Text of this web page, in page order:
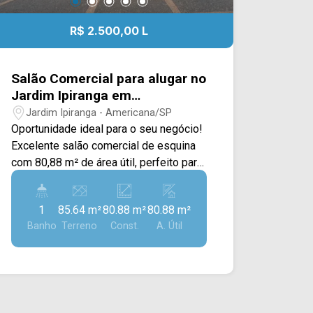
R$ 2.500,00 L
Salão Comercial para alugar no
Jardim Ipiranga em
Americana/SP.
Jardim Ipiranga - Americana/SP
Oportunidade ideal para o seu negócio!
Excelente salão comercial de esquina
com 80,88 m² de área útil, perfeito para
os mais variados segmentos. O espaço
conta com 1 banheiro e recuo frontal
com 3 vagas de estacionamento,
garantindo total conforto e conveniência
para os seus clientes. > 01 Banheiro; >
1
Banho
85.64 m²
Terreno
80.88 m²
Const.
80.88 m²
A. Útil